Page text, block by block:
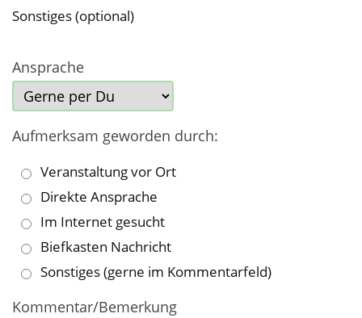
Sonstiges (optional)
Ansprache
Aufmerksam geworden durch:
Veranstaltung vor Ort
Direkte Ansprache
Im Internet gesucht
Biefkasten Nachricht
Sonstiges (gerne im Kommentarfeld)
Kommentar/Bemerkung